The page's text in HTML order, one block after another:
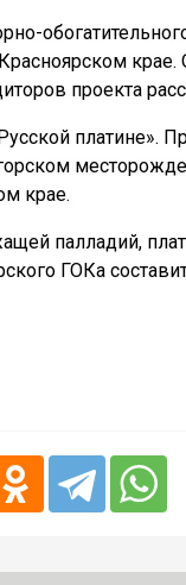
проекта
платине».
крае.
палладий,
ГОКа